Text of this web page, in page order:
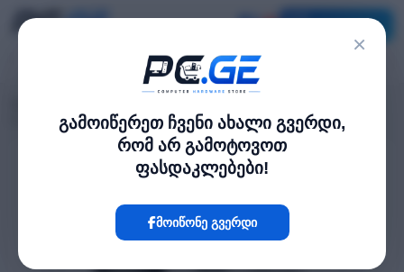
×
გამოიწერეთ ჩვენი ახალი გვერდი,
რომ არ გამოტოვოთ
ფასდაკლებები!
მოიწონე გვერდი
IP კამერა - 4მპ, 2.8მმ, Mic, SD, ANR, UMD, Wise-ISP, Uniview